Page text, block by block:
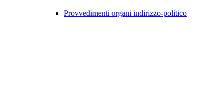
Provvedimenti organi indirizzo-politico